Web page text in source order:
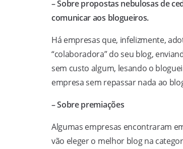
– Sobre propostas nebulosas de
comunicar aos blogueiros.
Há empresas que, infelizmente,
“colaboradora” do seu blog,
sem custo algum, lesando o
empresa sem repassar nada ao
– Sobre premiações
Algumas empresas encontraram
vão eleger o melhor blog na